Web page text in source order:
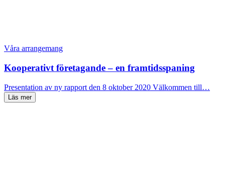
Våra arrangemang
Kooperativt företagande – en framtidsspaning
Presentation av ny rapport den 8 oktober 2020 Välkommen till…
Läs mer